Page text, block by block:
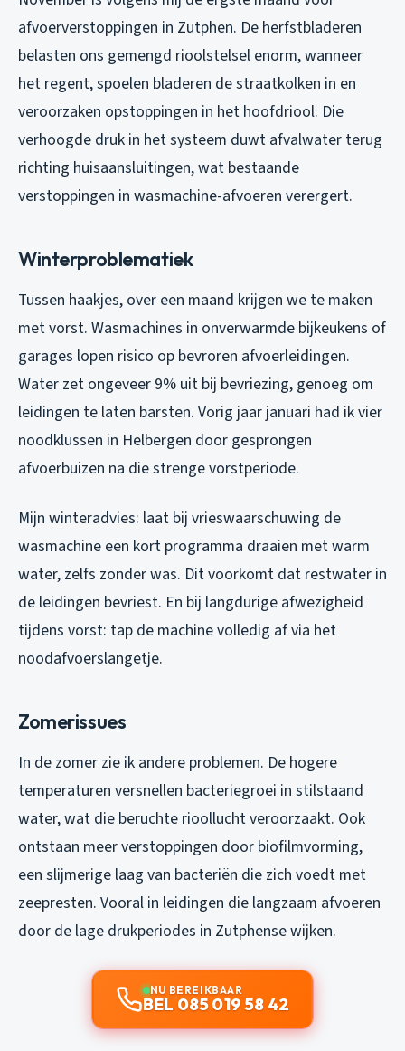
afvoerverstoppingen in Zutphen. De herfstbladeren
belasten ons gemengd rioolstelsel enorm, wanneer
het regent, spoelen bladeren de straatkolken in en
veroorzaken opstoppingen in het hoofdriool. Die
verhoogde druk in het systeem duwt afvalwater terug
richting huisaansluitingen, wat bestaande
verstoppingen in wasmachine-afvoeren verergert.
Winterproblematiek
Tussen haakjes, over een maand krijgen we te maken
met vorst. Wasmachines in onverwarmde bijkeukens of
garages lopen risico op bevroren afvoerleidingen.
Water zet ongeveer 9% uit bij bevriezing, genoeg om
leidingen te laten barsten. Vorig jaar januari had ik vier
noodklussen in Helbergen door gesprongen
afvoerbuizen na die strenge vorstperiode.
Mijn winteradvies: laat bij vrieswaarschuwing de
wasmachine een kort programma draaien met warm
water, zelfs zonder was. Dit voorkomt dat restwater in
de leidingen bevriest. En bij langdurige afwezigheid
tijdens vorst: tap de machine volledig af via het
noodafvoerslangetje.
Zomerissues
In de zomer zie ik andere problemen. De hogere
temperaturen versnellen bacteriegroei in stilstaand
water, wat die beruchte rioollucht veroorzaakt. Ook
ontstaan meer verstoppingen door biofilmvorming,
een slijmerige laag van bacteriën die zich voedt met
zeepresten. Vooral in leidingen die langzaam afvoeren
door de lage drukperiodes in Zutphense wijken.
NU BEREIKBAAR
BEL 085 019 58 42